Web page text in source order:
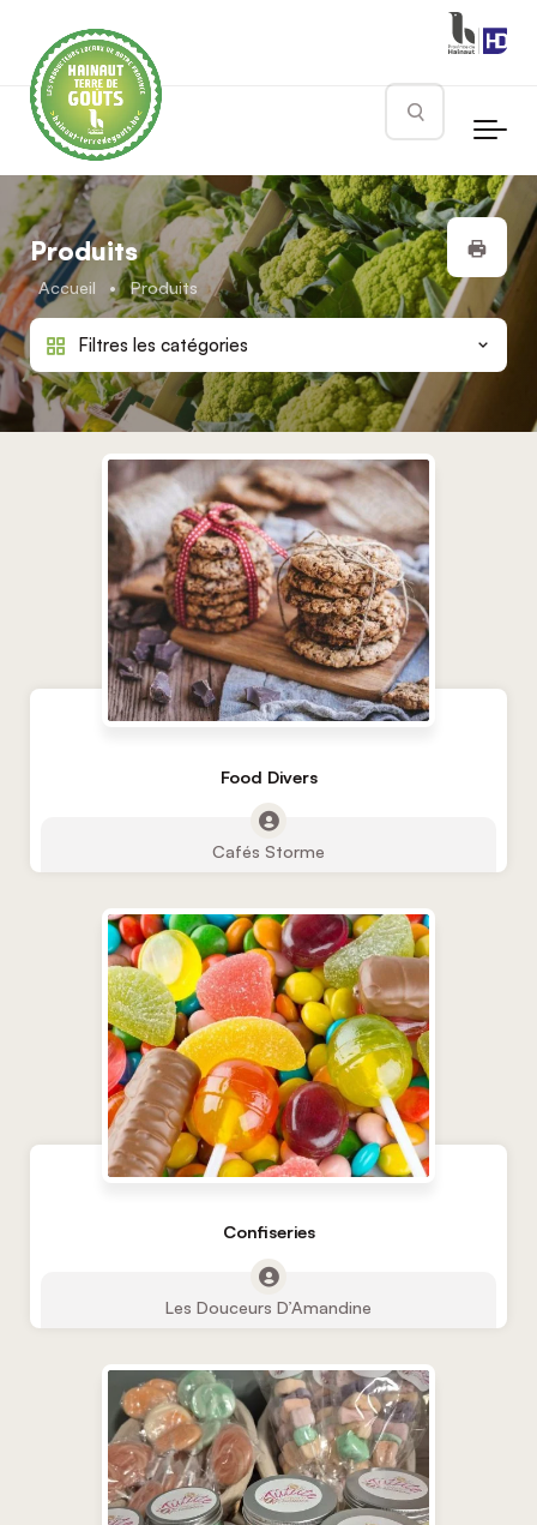
Rechercher
Produits
Accueil • Produits
Filtres les catégories
Food Divers
Cafés Storme
Confiseries
Les Douceurs D’Amandine